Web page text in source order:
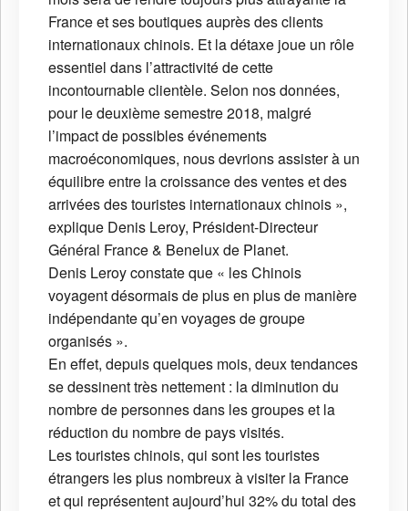
France et ses boutiques auprès des clients
internationaux chinois. Et la détaxe joue un rôle
essentiel dans l’attractivité de cette
incontournable clientèle. Selon nos données,
pour le deuxième semestre 2018, malgré
l’impact de possibles événements
macroéconomiques, nous devrions assister à un
équilibre entre la croissance des ventes et des
arrivées des touristes internationaux chinois »,
explique Denis Leroy, Président-Directeur
Général France & Benelux de Planet.
Denis Leroy constate que « les Chinois
voyagent désormais de plus en plus de manière
indépendante qu’en voyages de groupe
organisés ».
En effet, depuis quelques mois, deux tendances
se dessinent très nettement : la diminution du
nombre de personnes dans les groupes et la
réduction du nombre de pays visités.
Les touristes chinois, qui sont les touristes
étrangers les plus nombreux à visiter la France
et qui représentent aujourd’hui 32% du total des